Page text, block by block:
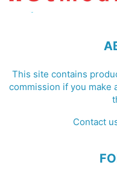
This site contains
commission if you make
Contact